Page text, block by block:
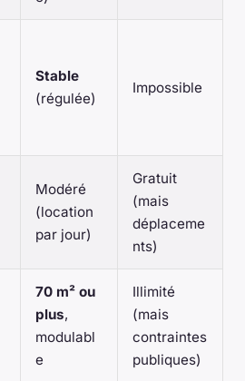
Stable
(régulée)
Impossible
Modéré
(location
par jour)
Gratuit
(mais
déplaceme
nts)
70 m² ou
plus,
modulabl
e
Illimité
(mais
contraintes
publiques)